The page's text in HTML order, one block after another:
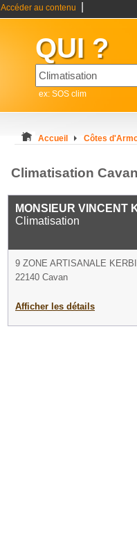
Accéder au contenu
QUI ?
ex: SOS clim
Accueil Côtes
Climatisation Cavan
MONSIEUR VINCENT
Climatisation
9 ZONE ARTISANALE
22140 Cavan
Afficher les détails